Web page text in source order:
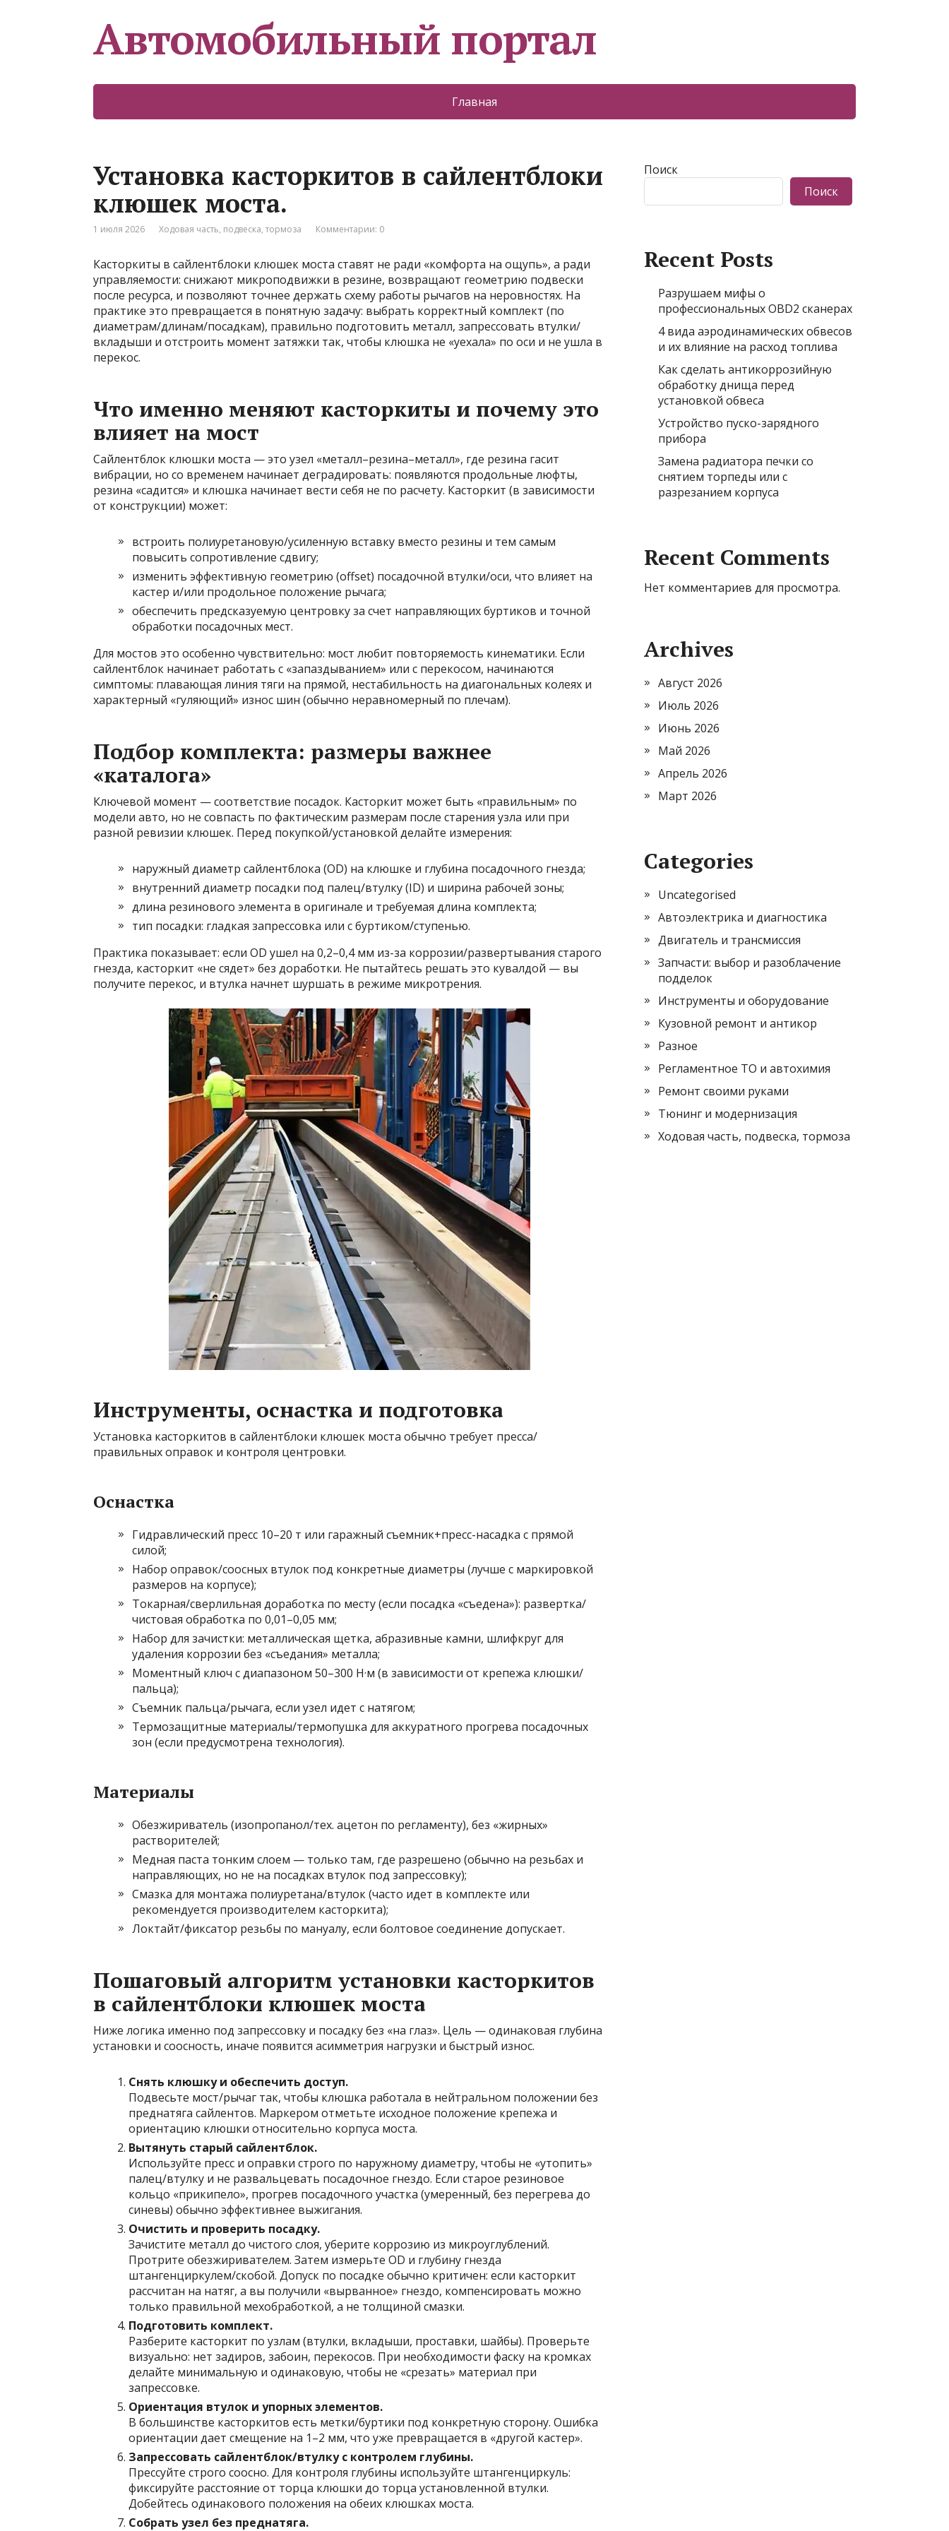
Автомобильный портал
Главная
Установка касторкитов в сайлентблоки
клюшек моста.
1 июля 2026 Ходовая часть, подвеска, тормоза Комментарии: 0
Касторкиты в сайлентблоки клюшек моста ставят не ради «комфорта на ощупь», а ради
управляемости: снижают микроподвижки в резине, возвращают геометрию подвески
после ресурса, и позволяют точнее держать схему работы рычагов на неровностях. На
практике это превращается в понятную задачу: выбрать корректный комплект (по
диаметрам/длинам/посадкам), правильно подготовить металл, запрессовать втулки/
вкладыши и отстроить момент затяжки так, чтобы клюшка не «уехала» по оси и не ушла в
перекос.
Что именно меняют касторкиты и почему это
влияет на мост
Сайлентблок клюшки моста — это узел «металл–резина–металл», где резина гасит
вибрации, но со временем начинает деградировать: появляются продольные люфты,
резина «садится» и клюшка начинает вести себя не по расчету. Касторкит (в зависимости
от конструкции) может:
встроить полиуретановую/усиленную вставку вместо резины и тем самым
повысить сопротивление сдвигу;
изменить эффективную геометрию (offset) посадочной втулки/оси, что влияет на
кастер и/или продольное положение рычага;
обеспечить предсказуемую центровку за счет направляющих буртиков и точной
обработки посадочных мест.
Для мостов это особенно чувствительно: мост любит повторяемость кинематики. Если
сайлентблок начинает работать с «запаздыванием» или с перекосом, начинаются
симптомы: плавающая линия тяги на прямой, нестабильность на диагональных колеях и
характерный «гуляющий» износ шин (обычно неравномерный по плечам).
Подбор комплекта: размеры важнее
«каталога»
Ключевой момент — соответствие посадок. Касторкит может быть «правильным» по
модели авто, но не совпасть по фактическим размерам после старения узла или при
разной ревизии клюшек. Перед покупкой/установкой делайте измерения:
наружный диаметр сайлентблока (OD) на клюшке и глубина посадочного гнезда;
внутренний диаметр посадки под палец/втулку (ID) и ширина рабочей зоны;
длина резинового элемента в оригинале и требуемая длина комплекта;
тип посадки: гладкая запрессовка или с буртиком/ступенью.
Практика показывает: если OD ушел на 0,2–0,4 мм из-за коррозии/развертывания старого
гнезда, касторкит «не сядет» без доработки. Не пытайтесь решать это кувалдой — вы
получите перекос, и втулка начнет шуршать в режиме микротрения.
Инструменты, оснастка и подготовка
Установка касторкитов в сайлентблоки клюшек моста обычно требует пресса/
правильных оправок и контроля центровки.
Оснастка
Гидравлический пресс 10–20 т или гаражный съемник+пресс-насадка с прямой
силой;
Набор оправок/соосных втулок под конкретные диаметры (лучше с маркировкой
размеров на корпусе);
Токарная/сверлильная доработка по месту (если посадка «съедена»): развертка/
чистовая обработка по 0,01–0,05 мм;
Набор для зачистки: металлическая щетка, абразивные камни, шлифкруг для
удаления коррозии без «съедания» металла;
Моментный ключ с диапазоном 50–300 Н·м (в зависимости от крепежа клюшки/
пальца);
Съемник пальца/рычага, если узел идет с натягом;
Термозащитные материалы/термопушка для аккуратного прогрева посадочных
зон (если предусмотрена технология).
Материалы
Обезжириватель (изопропанол/тех. ацетон по регламенту), без «жирных»
растворителей;
Медная паста тонким слоем — только там, где разрешено (обычно на резьбах и
направляющих, но не на посадках втулок под запрессовку);
Смазка для монтажа полиуретана/втулок (часто идет в комплекте или
рекомендуется производителем касторкита);
Локтайт/фиксатор резьбы по мануалу, если болтовое соединение допускает.
Пошаговый алгоритм установки касторкитов
в сайлентблоки клюшек моста
Ниже логика именно под запрессовку и посадку без «на глаз». Цель — одинаковая глубина
установки и соосность, иначе появится асимметрия нагрузки и быстрый износ.
Снять клюшку и обеспечить доступ.
Подвесьте мост/рычаг так, чтобы клюшка работала в нейтральном положении без
преднатяга сайлентов. Маркером отметьте исходное положение крепежа и
ориентацию клюшки относительно корпуса моста.
Вытянуть старый сайлентблок.
Используйте пресс и оправки строго по наружному диаметру, чтобы не «утопить»
палец/втулку и не развальцевать посадочное гнездо. Если старое резиновое
кольцо «прикипело», прогрев посадочного участка (умеренный, без перегрева до
синевы) обычно эффективнее выжигания.
Очистить и проверить посадку.
Зачистите металл до чистого слоя, уберите коррозию из микроуглублений.
Протрите обезжиривателем. Затем измерьте OD и глубину гнезда
штангенциркулем/скобой. Допуск по посадке обычно критичен: если касторкит
рассчитан на натяг, а вы получили «вырванное» гнездо, компенсировать можно
только правильной мехобработкой, а не толщиной смазки.
Подготовить комплект.
Разберите касторкит по узлам (втулки, вкладыши, проставки, шайбы). Проверьте
визуально: нет задиров, забоин, перекосов. При необходимости фаску на кромках
делайте минимальную и одинаковую, чтобы не «срезать» материал при
запрессовке.
Ориентация втулок и упорных элементов.
В большинстве касторкитов есть метки/буртики под конкретную сторону. Ошибка
ориентации дает смещение на 1–2 мм, что уже превращается в «другой кастер».
Запрессовать сайлентблок/втулку с контролем глубины.
Прессуйте строго соосно. Для контроля глубины используйте штангенциркуль:
фиксируйте расстояние от торца клюшки до торца установленной втулки.
Добейтесь одинакового положения на обеих клюшках моста.
Собрать узел без преднатяга.
Поиск
Поиск
Recent Posts
Разрушаем мифы о
профессиональных OBD2 сканерах
4 вида аэродинамических обвесов
и их влияние на расход топлива
Как сделать антикоррозийную
обработку днища перед
установкой обвеса
Устройство пуско-зарядного
прибора
Замена радиатора печки со
снятием торпеды или с
разрезанием корпуса
Recent Comments
Нет комментариев для просмотра.
Archives
Август 2026
Июль 2026
Июнь 2026
Май 2026
Апрель 2026
Март 2026
Categories
Uncategorised
Автоэлектрика и диагностика
Двигатель и трансмиссия
Запчасти: выбор и разоблачение
подделок
Инструменты и оборудование
Кузовной ремонт и антикор
Разное
Регламентное ТО и автохимия
Ремонт своими руками
Тюнинг и модернизация
Ходовая часть, подвеска, тормоза